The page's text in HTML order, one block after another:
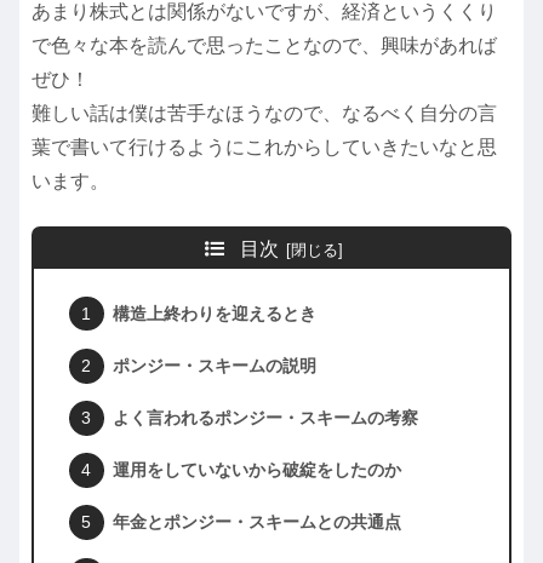
あまり株式とは関係がないですが、経済というくくり
で色々な本を読んで思ったことなので、興味があれば
ぜひ！
難しい話は僕は苦手なほうなので、なるべく自分の言
葉で書いて行けるようにこれからしていきたいなと思
います。
目次
構造上終わりを迎えるとき
ポンジー・スキームの説明
よく言われるポンジー・スキームの考察
運用をしていないから破綻をしたのか
年金とポンジー・スキームとの共通点